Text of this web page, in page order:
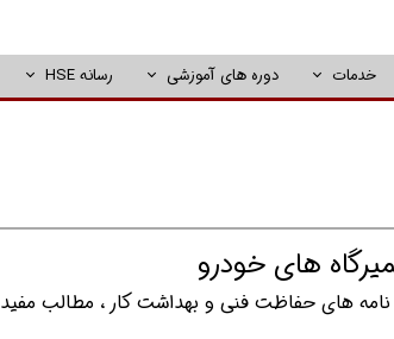
خدمات دوره های آموزشی رسانه HSE
پادکست Safety Cast
های خودرو
های حفاظت فنی و بهداشت کار ، مطالب مفید